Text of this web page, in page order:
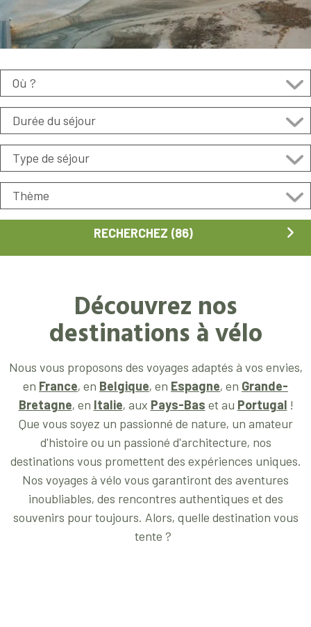
Découvrez nos
destinations à vélo
Nous vous proposons des voyages adaptés à vos envies,
en France, en Belgique, en Espagne, en Grande-
Bretagne, en Italie, aux Pays-Bas et au Portugal !
Que vous soyez un passionné de nature, un amateur
d'histoire ou un passioné d'architecture, nos
destinations vous promettent des expériences uniques.
Nos voyages à vélo vous garantiront des aventures
inoubliables, des rencontres authentiques et des
souvenirs pour toujours. Alors, quelle destination vous
tente ?